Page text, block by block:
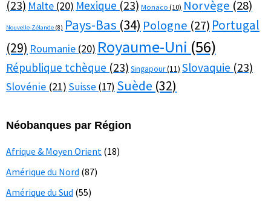
(23) Malte (20) Mexique (23) Monaco (10) Norvège (28)
Nouvelle-Zélande (8) Pays-Bas (34) Pologne (27) Portugal
(29) Roumanie (20) Royaume-Uni (56)
République tchèque (23) Singapour(11) Slovaquie (23)
Slovénie (21) Suisse(17) Suède (32)
Néobanques par Région
Afrique & Moyen Orient (18)
Amérique du Nord (87)
Amérique du Sud (55)